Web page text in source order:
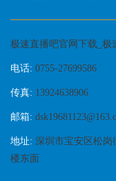
极速直播吧官网下载_极
电话: 0755-27699586
传真: 13924638906
邮箱:
地址: 深圳市宝安区松岗
楼东面